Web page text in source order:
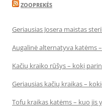
ZOOPREKĖS
Geriausias Josera maistas
Augalinė alternatyva katėms
Kačių kraiko rūšys – kokį
Geriausias kačių kraikas –
Tofu kraikas katėms – kuo jis